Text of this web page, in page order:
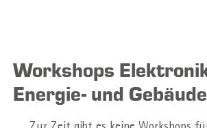
Workshops
Energie- und